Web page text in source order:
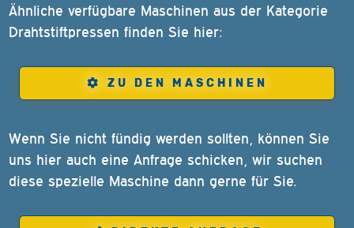
Ähnliche verfügbare Maschinen aus der Kategorie
Drahtstiftpressen finden Sie hier:
ZU DEN MASCHINEN
Wenn Sie nicht fündig werden sollten, können Sie
uns hier auch eine Anfrage schicken, wir suchen
diese spezielle Maschine dann gerne für Sie.